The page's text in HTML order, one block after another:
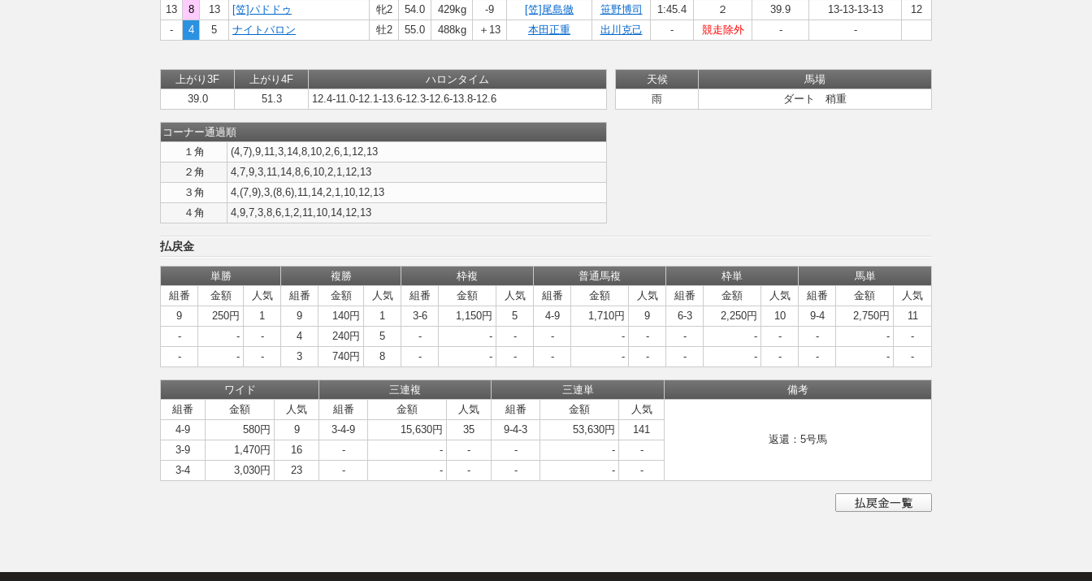
13
8 13 [笠]パドドゥ 牝2 54.0 429kg -9 [笠]尾島徹 笹野博司 1:45.4 ２ 39.9 13-13-13-13
12
-
4 5 ナイトバロン 牡2 55.0 488kg ＋13 本田正重 出川克己 - 競走除外 - -
上がり3F 上がり4F
ハロンタイム
39.0
51.3 12.4-11.0-12.1-13.6-12.3-12.6-13.8-12.6
コーナー通過順
１角
(4,7),9,11,3,14,8,10,2,6,1,12,13
２角
4,7,9,3,11,14,8,6,10,2,1,12,13
３角
4,(7,9),3,(8,6),11,14,2,1,10,12,13
４角
4,9,7,3,8,6,1,2,11,10,14,12,13
天候
馬場
雨
ダート 稍重
払戻金
単勝 複勝 枠複 普通馬複 枠単
馬単
組番
金額 人気 組番 金額 人気 組番 金額 人気 組番 金額 人気 組番 金額 人気 組番 金額
人気
9
250円 1 9 140円 1 3-6 1,150円 5 4-9 1,710円 9 6-3 2,250円 10 9-4 2,750円
11
-
- - 4 240円 5 - - - - - - - - - - -
-
-
- - 3 740円 8 - - - - - - - - - - - -
ワイド 三連複 三連単
備考
組番
金額 人気 組番 金額 人気 組番 金額 人気
返還：5号馬
4-9 580円 9 3-4-9 15,630円 35 9-4-3 53,630円
141
3-9
1,470円 16 - - - - -
-
3-4
3,030円 23 - - - - - -